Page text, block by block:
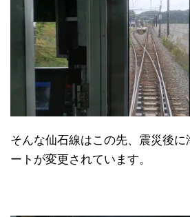
そんな仙石線はこの先、震災後
ートが変更されています。